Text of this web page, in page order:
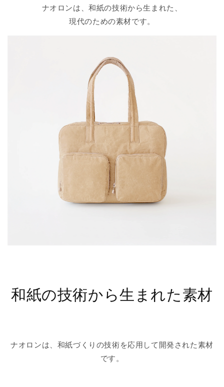
ナオロンは、和紙の技術から生まれた、
現代のための素材です。
和紙の技術から生まれた素材
ナオロンは、和紙づくりの技術を応用して開発された素材
です。